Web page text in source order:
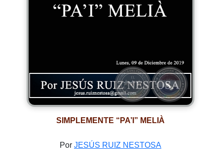
SIMPLEMENTE “PA’I” MELIÀ
Por JESÚS RUIZ NESTOSA